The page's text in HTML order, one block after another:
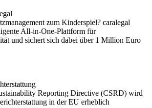
zum Kinderspiel? caralegal
All-in-One-Plattform für
und sichert sich dabei über 1 Million Euro
Reporting Directive (CSRD) wird
in der EU erheblich